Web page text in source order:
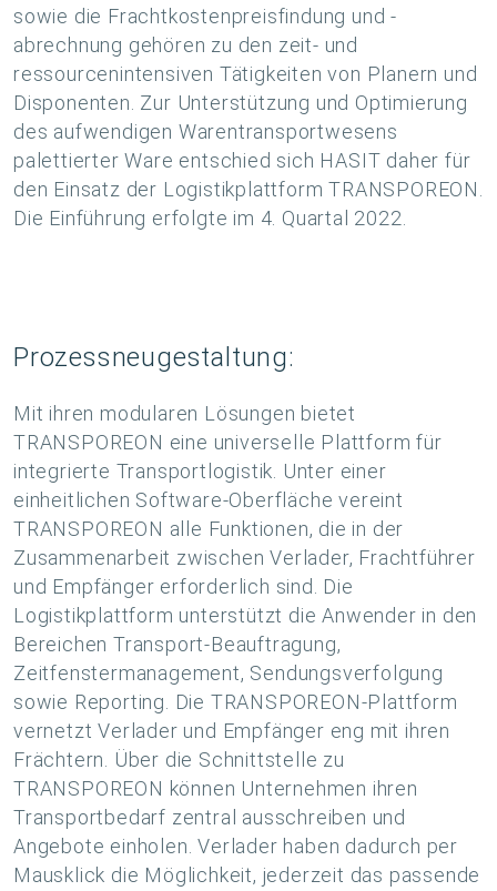
sowie die Frachtkostenpreisfindung und -
abrechnung gehören zu den zeit- und
ressourcenintensiven Tätigkeiten von Planern und
Disponenten. Zur Unterstützung und Optimierung
des aufwendigen Warentransportwesens
palettierter Ware entschied sich HASIT daher für
den Einsatz der Logistikplattform TRANSPOREON.
Die Einführung erfolgte im 4. Quartal 2022.
Prozessneugestaltung:
Mit ihren modularen Lösungen bietet
TRANSPOREON eine universelle Plattform für
integrierte Transportlogistik. Unter einer
einheitlichen Software-Oberfläche vereint
TRANSPOREON alle Funktionen, die in der
Zusammenarbeit zwischen Verlader, Frachtführer
und Empfänger erforderlich sind. Die
Logistikplattform unterstützt die Anwender in den
Bereichen Transport-Beauftragung,
Zeitfenstermanagement, Sendungsverfolgung
sowie Reporting. Die TRANSPOREON-Plattform
vernetzt Verlader und Empfänger eng mit ihren
Frächtern. Über die Schnittstelle zu
TRANSPOREON können Unternehmen ihren
Transportbedarf zentral ausschreiben und
Angebote einholen. Verlader haben dadurch per
Mausklick die Möglichkeit, jederzeit das passende